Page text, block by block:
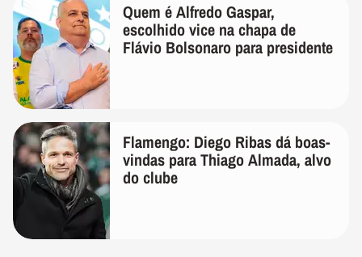
Quem é Alfredo Gaspar,
escolhido vice na chapa de
Flávio Bolsonaro para presidente
Flamengo: Diego Ribas dá boas-
vindas para Thiago Almada, alvo
do clube